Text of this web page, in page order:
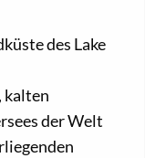
des Lake
kalten
der Welt